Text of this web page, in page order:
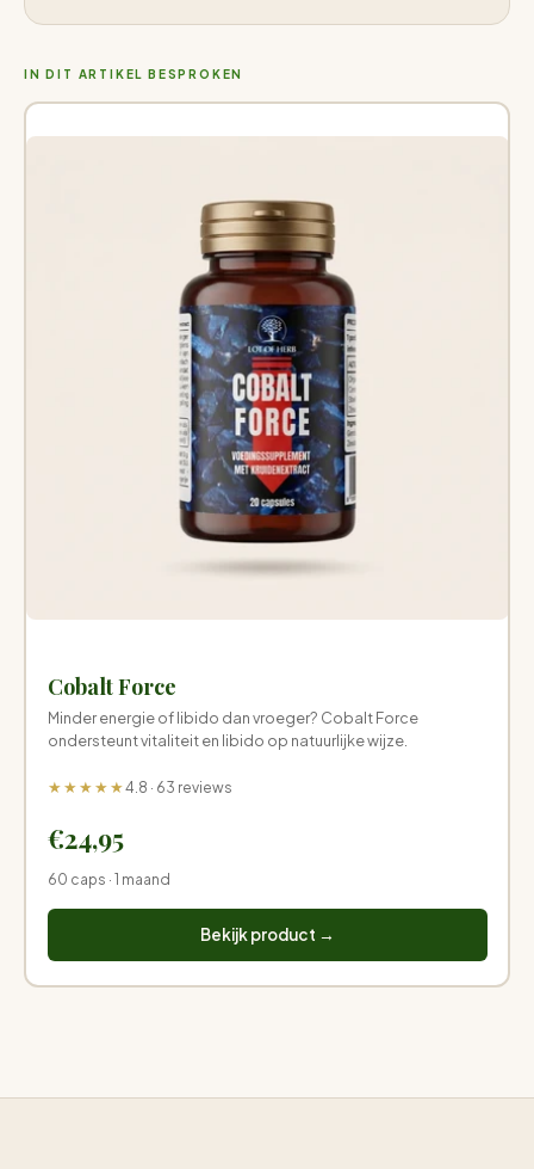
IN DIT ARTIKEL BESPROKEN
Cobalt Force
Minder energie of libido dan vroeger? Cobalt Force
ondersteunt vitaliteit en libido op natuurlijke wijze.
★★★★★4.8 · 63 reviews
€24,95
60 caps · 1 maand
Bekijk product →